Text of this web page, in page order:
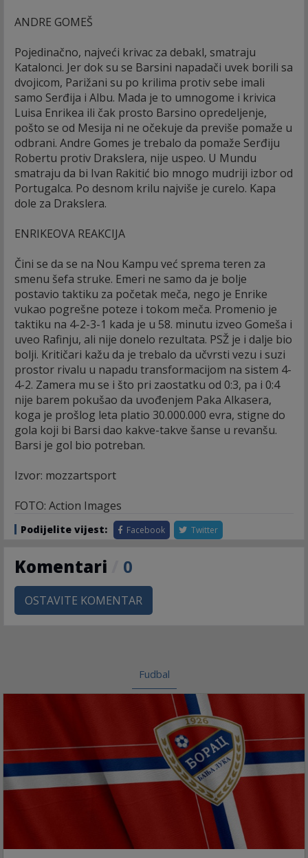
ANDRE GOMEŠ
Pojedinačno, najveći krivac za debakl, smatraju
Katalonci. Jer dok su se Barsini napadači uvek borili sa
dvojicom, Parižani su po krilima protiv sebe imali
samo Serđija i Albu. Mada je to umnogome i krivica
Luisa Enrikea ili čak prosto Barsino opredeljenje,
pošto se od Mesija ni ne očekuje da previše pomaže u
odbrani. Andre Gomes je trebalo da pomaže Serđiju
Robertu protiv Drakslera, nije uspeo. U Mundu
smatraju da bi Ivan Rakitić bio mnogo mudriji izbor od
Portugalca. Po desnom krilu najviše je curelo. Kapa
dole za Drakslera.
ENRIKEOVA REAKCIJA
Čini se da se na Nou Kampu već sprema teren za
smenu šefa struke. Emeri ne samo da je bolje
postavio taktiku za početak meča, nego je Enrike
vukao pogrešne poteze i tokom meča. Promenio je
taktiku na 4-2-3-1 kada je u 58. minutu izveo Gomeša i
uveo Rafinju, ali nije donelo rezultata. PSŽ je i dalje bio
bolji. Kritičari kažu da je trebalo da učvrsti vezu i suzi
prostor rivalu u napadu transformacijom na sistem 4-
4-2. Zamera mu se i što pri zaostatku od 0:3, pa i 0:4
nije barem pokušao da uvođenjem Paka Alkasera,
koga je prošlog leta platio 30.000.000 evra, stigne do
gola koji bi Barsi dao kakve-takve šanse u revanšu.
Barsi je gol bio potreban.
Izvor: mozzartsport
FOTO: Action Images
Podijelite vijest: Facebook Twitter
Komentari 0
OSTAVITE KOMENTAR
Fudbal